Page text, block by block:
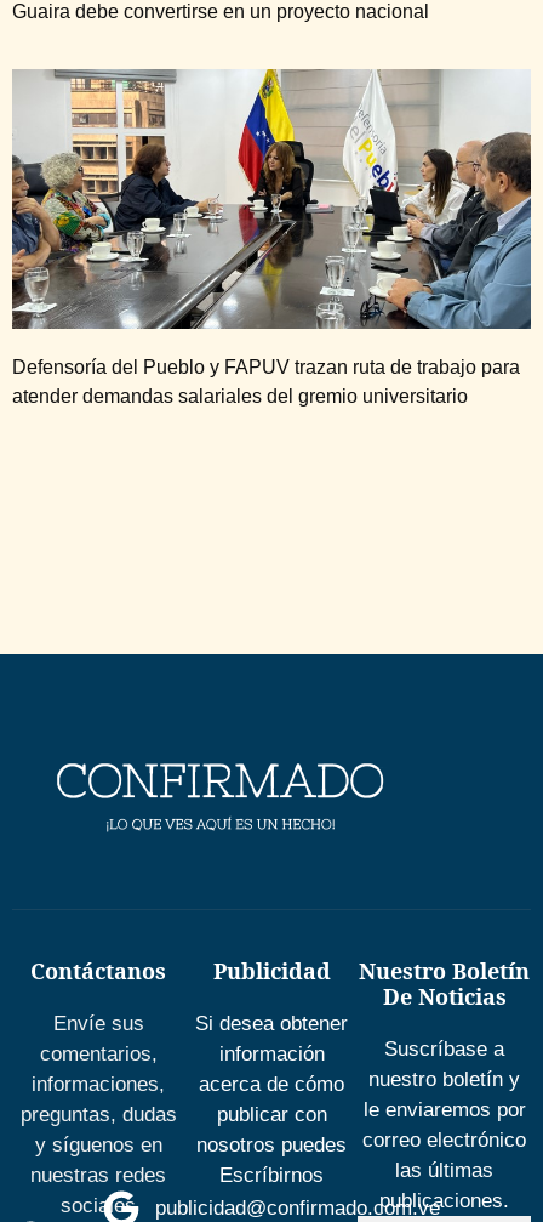
Guaira debe convertirse en un proyecto nacional
Defensoría del Pueblo y FAPUV trazan ruta de trabajo para
atender demandas salariales del gremio universitario
Contáctanos
Envíe sus
comentarios,
informaciones,
preguntas, dudas
y síguenos en
nuestras redes
sociales
Publicidad
Si desea obtener
información
acerca de cómo
publicar con
nosotros puedes
Escríbirnos
publicidad@confirmado.com.ve
Nuestro Boletín
De Noticias
Suscríbase a
nuestro boletín y
le enviaremos por
correo electrónico
las últimas
publicaciones.